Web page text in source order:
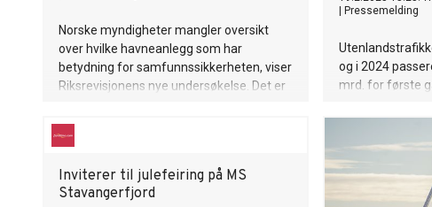
Norske myndigheter mangler oversikt
over hvilke havneanlegg som har
betydning for samfunnssikkerheten, viser
Riksrevisjonens nye undersøkelse. Det er
Pressemelding
og i 2024
mrd. for første
rammevedtak
sammen med
finansiell
Inviterer til julefeiring på MS
Stavangerfjord